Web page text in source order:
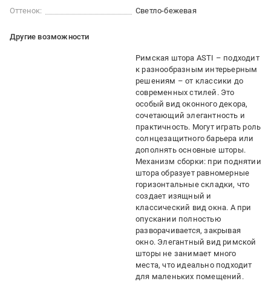
Оттенок:
Светло-бежевая
Другие возможности
Римская штора ASTI – подходит
к разнообразным интерьерным
решениям – от классики до
современных стилей. Это
особый вид оконного декора,
сочетающий элегантность и
практичность. Могут играть роль
солнцезащитного барьера или
дополнять основные шторы.
Механизм сборки: при поднятии
штора образует равномерные
горизонтальные складки, что
создает изящный и
классический вид окна. А при
опускании полностью
разворачивается, закрывая
окно. Элегантный вид римской
шторы не занимает много
места, что идеально подходит
для маленьких помещений.